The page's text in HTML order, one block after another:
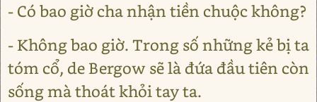
- Có bao giờ cha nhận tiền chuộc không?
- Không bao giờ. Trong số những kẻ bị ta
tóm cổ, de Bergow sẽ là đứa đầu tiên còn
sống mà thoát khỏi tay ta.